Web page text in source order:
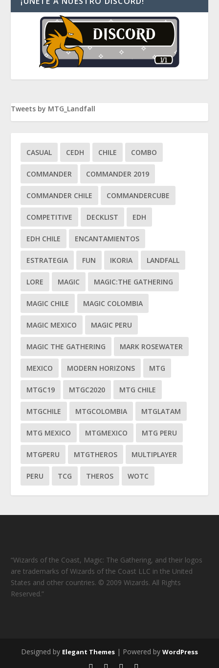
Tweets by MTG_Landfall
CASUAL CEDH CHILE COMBO
COMMANDER COMMANDER 2019
COMMANDER CHILE COMMANDERCUBE
COMPETITIVE DECKLIST EDH
EDH CHILE ENCANTAMIENTOS
ESTRATEGIA FUN IKORIA LANDFALL
LORE MAGIC MAGIC:THE GATHERING
MAGIC CHILE MAGIC COLOMBIA
MAGIC MEXICO MAGIC PERU
MAGIC THE GATHERING MARK ROSEWATER
MEXICO MODERN HORIZONS MTG
MTGC19 MTGC2020 MTG CHILE
MTGCHILE MTGCOLOMBIA MTGLATAM
MTG MEXICO MTGMEXICO MTG PERU
MTGPERU MTGTHEROS MULTIPLAYER
PERU TCG THEROS WOTC
“Wizards of the Coast, Magic: The Gathering, and their logos
are trademarks of Wizards of the Coast LLC in the United
States and other countries. © 2009 Wizards. All Rights
Reserved.”
Designed by Elegant Themes | Powered by WordPress